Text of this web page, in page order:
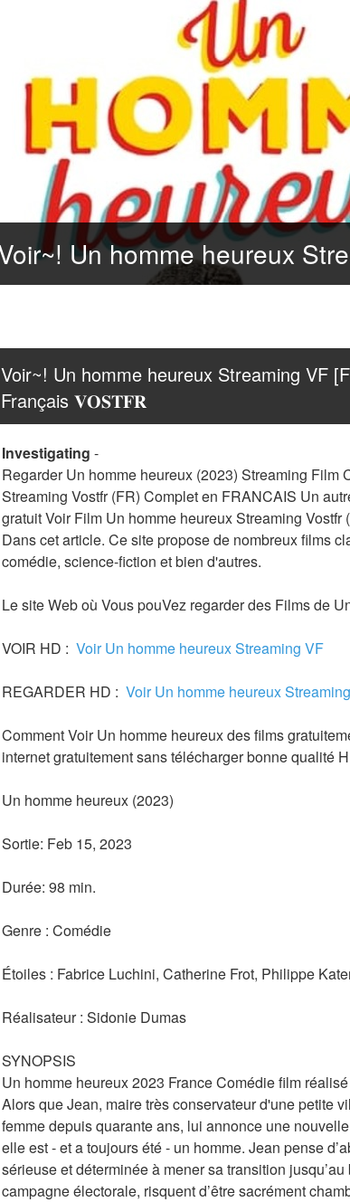
Voir~! Un homme heureux Streaming VF
Français 𝐕𝐎𝐒𝐓𝐅𝐑
Investigating -
Regarder Un homme heureux (2023) Streaming
Streaming Vostfr (FR) Complet en FRANCAIS Un
gratuit Voir Film Un homme heureux Streaming
Dans cet article. Ce site propose de nombreux films
comédie, science-fiction et bien d'autres.
Le site Web où Vous pouVez regarder des Films de
VOIR HD : Voir Un homme heureux Streaming VF
REGARDER HD : Voir Un homme heureux
Comment Voir Un homme heureux des films
internet gratuitement sans télécharger bonne qualité
Un homme heureux (2023)
Sortie: Feb 15, 2023
Durée: 98 min.
Genre : Comédie
Étoiles : Fabrice Luchini, Catherine Frot, Philippe
Réalisateur : Sidonie Dumas
SYNOPSIS
Un homme heureux 2023 France Comédie film
Alors que Jean, maire très conservateur d'une petite
femme depuis quarante ans, lui annonce une
elle est - et a toujours été - un homme. Jean pense
sérieuse et déterminée à mener sa transition
campagne électorale, risquent d’être sacrément